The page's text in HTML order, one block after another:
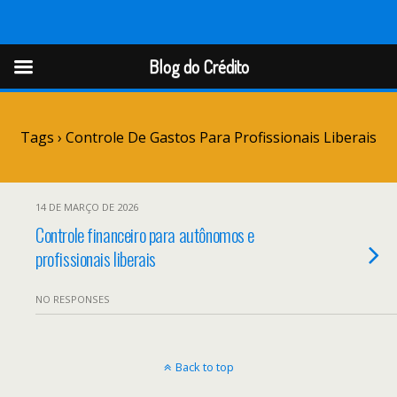
Blog do Crédito
Tags › Controle De Gastos Para Profissionais Liberais
14 DE MARÇO DE 2026
Controle financeiro para autônomos e
profissionais liberais
NO RESPONSES
Back to top
Blog do Crédito